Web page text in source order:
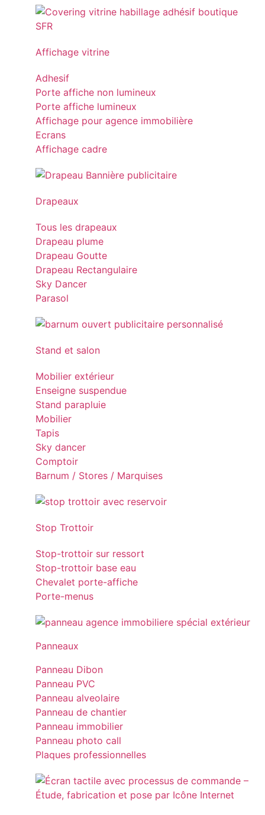
Affichage vitrine
Adhesif
Porte affiche non lumineux
Porte affiche lumineux
Affichage pour agence immobilière
Ecrans
Affichage cadre
Drapeaux
Tous les drapeaux
Drapeau plume
Drapeau Goutte
Drapeau Rectangulaire
Sky Dancer
Parasol
Stand et salon
Mobilier extérieur
Enseigne suspendue
Stand parapluie
Mobilier
Tapis
Sky dancer
Comptoir
Barnum / Stores / Marquises
Stop Trottoir
Stop-trottoir sur ressort
Stop-trottoir base eau
Chevalet porte-affiche
Porte-menus
Panneaux
Panneau Dibon
Panneau PVC
Panneau alveolaire
Panneau de chantier
Panneau immobilier
Panneau photo call
Plaques professionnelles